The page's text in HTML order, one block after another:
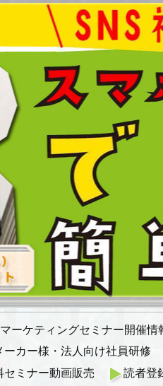
ーケティングセミナー開催情
ーカー様・法人向け社員研修
セミナー動画販売 読者登